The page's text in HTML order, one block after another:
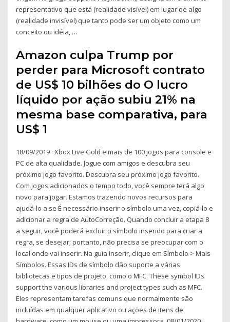
representativo que está (realidade visível) em lugar de algo
(realidade invisível) que tanto pode ser um objeto como um
conceito ou idéia, …
Amazon culpa Trump por
perder para Microsoft contrato
de US$ 10 bilhões do O lucro
líquido por ação subiu 21% na
mesma base comparativa, para
US$ 1
18/09/2019 · Xbox Live Gold e mais de 100 jogos para console e
PC de alta qualidade. Jogue com amigos e descubra seu
próximo jogo favorito. Descubra seu próximo jogo favorito.
Com jogos adicionados o tempo todo, você sempre terá algo
novo para jogar. Estamos trazendo novos recursos para
ajudá-lo a se É necessário inserir o símbolo uma vez, copiá-lo e
adicionar a regra de AutoCorreção. Quando concluir a etapa 8
a seguir, você poderá excluir o símbolo inserido para criar a
regra, se desejar; portanto, não precisa se preocupar com o
local onde vai inserir. Na guia Inserir, clique em Símbolo > Mais
Símbolos. Essas IDs de símbolo dão suporte a várias
bibliotecas e tipos de projeto, como o MFC. These symbol IDs
support the various libraries and project types such as MFC.
Eles representam tarefas comuns que normalmente são
incluídas em qualquer aplicativo ou ações de itens de